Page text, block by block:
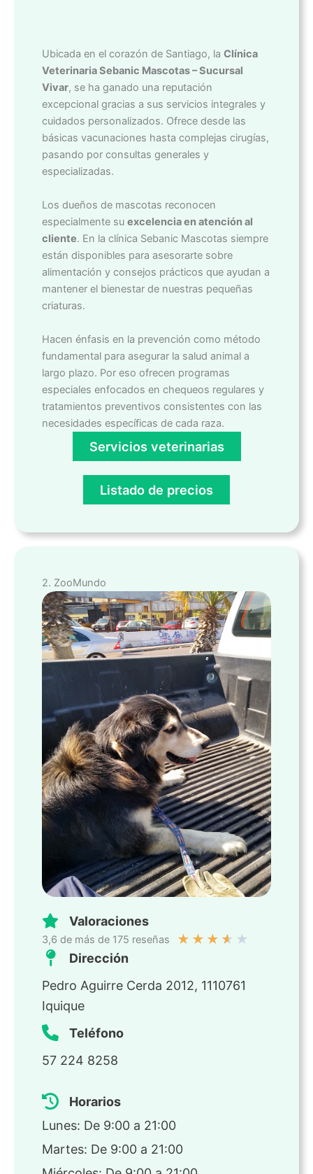
Ubicada en el corazón de Santiago, la Clínica
Veterinaria Sebanic Mascotas – Sucursal
Vivar, se ha ganado una reputación
excepcional gracias a sus servicios integrales y
cuidados personalizados. Ofrece desde las
básicas vacunaciones hasta complejas cirugías,
pasando por consultas generales y
especializadas.
Los dueños de mascotas reconocen
especialmente su excelencia en atención al
cliente. En la clínica Sebanic Mascotas siempre
están disponibles para asesorarte sobre
alimentación y consejos prácticos que ayudan a
mantener el bienestar de nuestras pequeñas
criaturas.
Hacen énfasis en la prevención como método
fundamental para asegurar la salud animal a
largo plazo. Por eso ofrecen programas
especiales enfocados en chequeos regulares y
tratamientos preventivos consistentes con las
necesidades específicas de cada raza.
Servicios veterinarias
Listado de precios
2. ZooMundo
Valoraciones
3,6 de más de 175 reseñas ★ ★ ★ ★ ★
Dirección
Pedro Aguirre Cerda 2012, 1110761
Iquique
Teléfono
57 224 8258
Horarios
Lunes: De 9:00 a 21:00
Martes: De 9:00 a 21:00